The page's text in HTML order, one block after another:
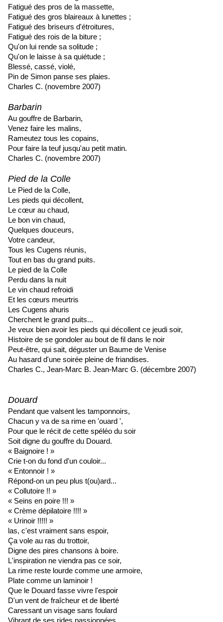
Fatigué des pros de la massette,
Fatigué des gros blaireaux à lunettes ;
Fatigué des briseurs d'étroitures,
Fatigué des rois de la biture ;
Qu'on lui rende sa solitude ;
Qu'on le laisse à sa quiétude ;
Blessé, cassé, violé,
Pin de Simon panse ses plaies.
Charles C. (novembre 2007)
Barbarin
Au gouffre de Barbarin,
Venez faire les malins,
Rameutez tous les copains,
Pour faire la teuf jusqu'au petit matin.
Charles C. (novembre 2007)
Pied de la Colle
Le Pied de la Colle,
Les pieds qui décollent,
Le cœur au chaud,
Le bon vin chaud,
Quelques douceurs,
Votre candeur,
Tous les Cugens réunis,
Tout en bas du grand puits.
Le pied de la Colle
Perdu dans la nuit
Le vin chaud refroidi
Et les cœurs meurtris
Les Cugens ahuris
Cherchent le grand puits...
Je veux bien avoir les pieds qui décollent ce jeudi soir,
Histoire de se gondoler au bout de fil dans le noir
Peut-être, qui sait, déguster un Baume de Venise
Au hasard d'une soirée pleine de friandises.
Charles C., Jean-Marc B. Jean-Marc G. (décembre 2007)
Douard
Pendant que valsent les tamponnoirs,
Chacun y va de sa rime en 'ouard ',
Pour que le récit de cette spéléo du soir
Soit digne du gouffre du Douard.
« Baignoire ! »
Crie t-on du fond d'un couloir...
« Entonnoir ! »
Répond-on un peu plus t(ou)ard...
« Collutoire !! »
« Seins en poire !!! »
« Crème dépilatoire !!!! »
« Urinoir !!!!! »
las, c'est vraiment sans espoir,
Ça vole au ras du trottoir,
Digne des pires chansons à boire.
L'inspiration ne viendra pas ce soir,
La rime reste lourde comme une armoire,
Plate comme un laminoir !
Que le Douard fasse vivre l'espoir
D'un vent de fraîcheur et de liberté
Caressant un visage sans foulard